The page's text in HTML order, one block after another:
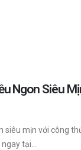
Ngon Siêu
siêu mịn với công
tại...